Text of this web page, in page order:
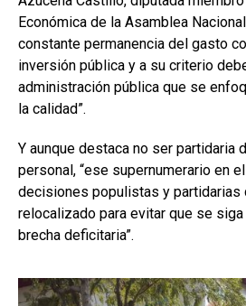
Económica de la Asamblea
constante permanencia del gasto
inversión pública y a su criterio
administración pública que se
la calidad”.
Y aunque destaca no ser partidaria
personal, “ese supernumerario en el
decisiones populistas y partidarias
relocalizado para evitar que se
brecha deficitaria”.